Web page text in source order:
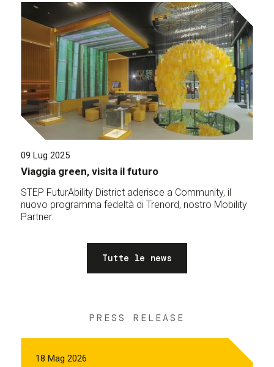
09 Lug 2025
Viaggia green, visita il futuro
STEP FuturAbility District aderisce a Community, il
nuovo programma fedeltà di Trenord, nostro Mobility
Partner.
Tutte le news
PRESS RELEASE
18 Mag 2026